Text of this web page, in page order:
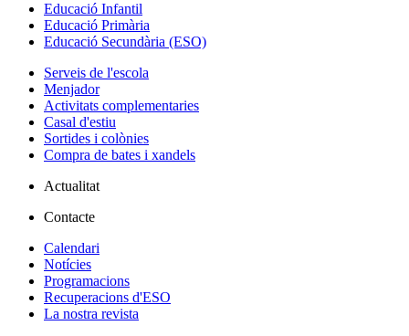
Educació Infantil
Educació Primària
Educació Secundària (ESO)
Serveis de l'escola
Menjador
Activitats complementaries
Casal d'estiu
Sortides i colònies
Compra de bates i xandels
Actualitat
Contacte
Calendari
Notícies
Programacions
Recuperacions d'ESO
La nostra revista